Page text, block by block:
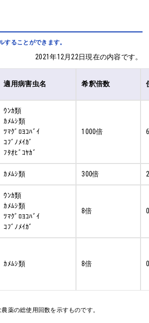
することができます。
2021年12月22日現在の内容です。
適用病害虫名 希釈倍数
ｳﾝｶ類
ｶﾒﾑｼ類
ﾂﾏｸﾞﾛﾖｺﾊﾞｲ
ｺﾌﾞﾉﾒｲｶﾞ
ﾌﾀｵﾋﾞｺﾔｶﾞ
1000倍
ｶﾒﾑｼ類 300倍
ｳﾝｶ類
ｶﾒﾑｼ類
ﾂﾏｸﾞﾛﾖｺﾊﾞｲ
ｺﾌﾞﾉﾒｲｶﾞ
8倍
ｶﾒﾑｼ類 8倍
薬の総使用回数を示すものです。